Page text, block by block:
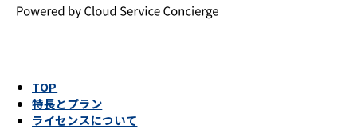
TOP
特長とプラン
ライセンスについて